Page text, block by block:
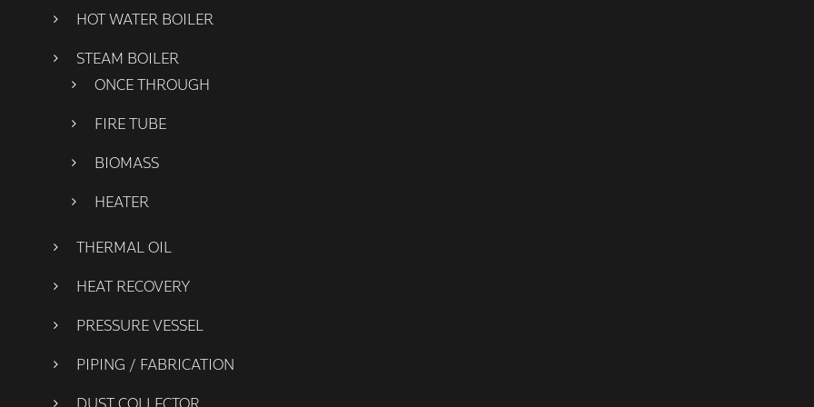
HOT WATER BOILER
STEAM BOILER
ONCE THROUGH
FIRE TUBE
BIOMASS
HEATER
THERMAL OIL
HEAT RECOVERY
PRESSURE VESSEL
PIPING / FABRICATION